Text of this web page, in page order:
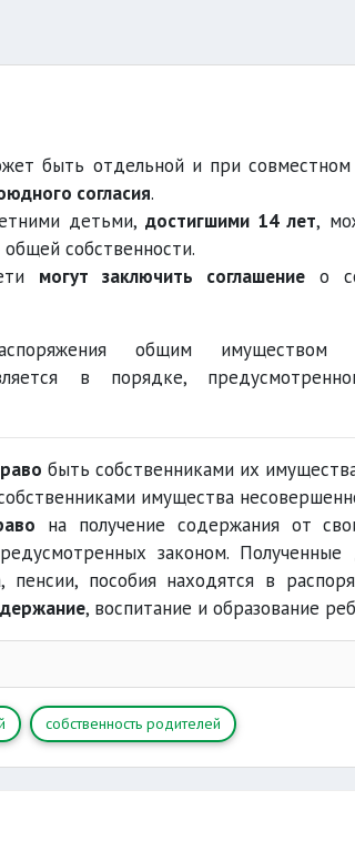
быть отдельной и при
согласия.
детьми, достигшими 14 лет,
собственности.
могут заключить соглашение о
общим имуществом
в порядке,
быть собственниками их
имущества
на получение содержания от
законом. Полученные
пенсии, пособия находятся в
, воспитание и образование
собственность родителей